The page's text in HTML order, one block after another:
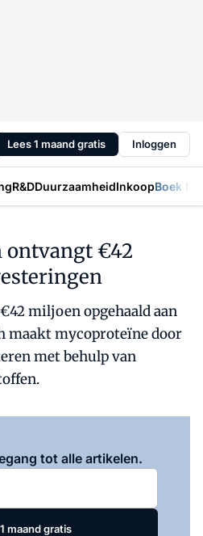
Lees 1 maand gratis Inloggen
R&DDuurzaamheidInkoopBoek
ontvangt €42
miljoen opgehaald aan
maakt mycoproteïne door
met behulp van
tot alle artikelen.
maand gratis